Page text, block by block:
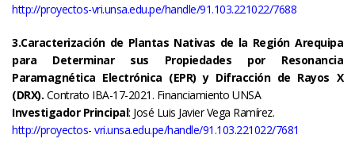
http://proyectos-vri.unsa.edu.pe/handle/91.103.221022/7688
3.Caracterización de Plantas Nativas de la Región Arequipa
para Determinar sus Propiedades por Resonancia
Paramagnética Electrónica (EPR) y Difracción de Rayos X
(DRX). Contrato IBA-17-2021. Financiamiento UNSA
Investigador Principal: José Luis Javier Vega Ramírez.
http://proyectos- vri.unsa.edu.pe/handle/91.103.221022/7681